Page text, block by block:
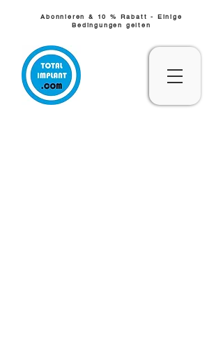
Abonnieren & 10 % Rabatt - Einige
Bedingungen gelten